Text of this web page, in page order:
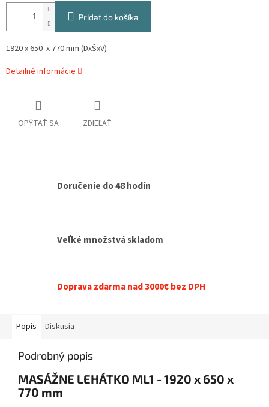
Pridať do košíka
1920 x 650 x 770 mm (DxŠxV)
Detailné informácie
OPÝTAŤ SA ZDIEĽAŤ
Doručenie do 48 hodín
Veľké množstvá skladom
Doprava zdarma nad 3000€ bez DPH
Popis Diskusia
Podrobný popis
MASÁŽNE LEHÁTKO ML1 - 1920 x 650 x
770 mm